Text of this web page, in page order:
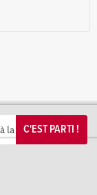
C'EST PARTI !